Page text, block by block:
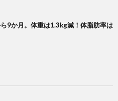
9か月。体重は1.3kg減！体脂肪率は